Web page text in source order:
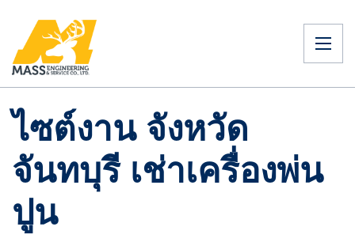
ไซต์งาน จังหวัด
จันทบุรี เช่าเครื่องพ่น
ปูน